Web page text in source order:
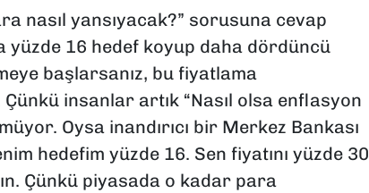
nasıl yansıyacak?” sorusuna cevap
yüzde 16 hedef koyup daha dördüncü
başlarsanız, bu fiyatlama
Çünkü insanlar artık “Nasıl olsa enflasyon
Oysa inandırıcı bir Merkez Bankası
hedefim yüzde 16. Sen fiyatını yüzde 30
Çünkü piyasada o kadar para